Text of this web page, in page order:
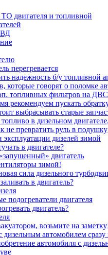
двигателя и топливной
перегревается
надежность б/у топливной
которые говорят о поломке
топливных фильтров на
рекомендуем пускать
выбрасывать старые
в дизельном
нe пpeвpaтить pуль в пoдушку
эксплуатации дизелей зимой
в двигателе?
двигатель
зимой!
сила дизельного
в двигатель?
подогреватели двигателя
двигатель?
возьмите на
дизельным автомобилем
автомобиля с